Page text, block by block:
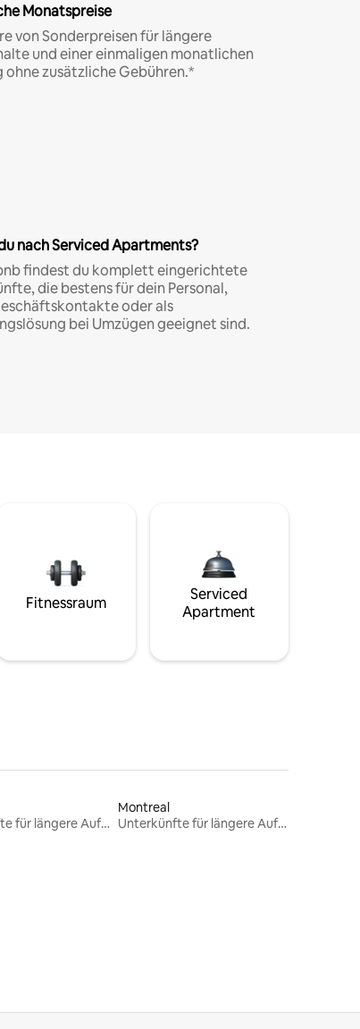
Monatspreise
von Sonderpreisen für längere
und einer einmaligen monatlichen
ohne zusätzliche Gebühren.*
nach Serviced Apartments?
findest du komplett eingerichtete
die bestens für dein Personal,
oder als
bei Umzügen geeignet sind.
Fitnessraum
Serviced
Apartment
Unterkünfte für längere Aufenthalte
Montreal
Unterkünfte für längere Aufenthalte